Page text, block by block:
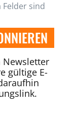
sind
Newsletter
gültige E-